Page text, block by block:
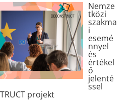
Nemze
tközi
szakma
i
esemé
nnyel
és
értékel
ő
jelenté
ssel
projekt